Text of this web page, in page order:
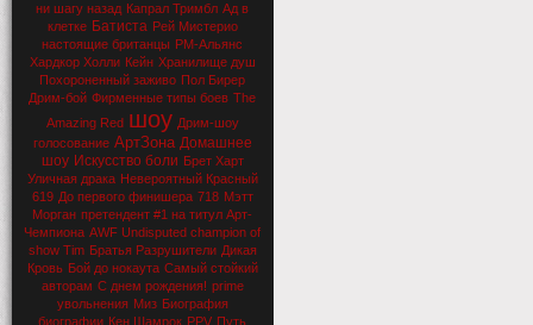
ни шагу назад Капрал Тримбл Ад в
клетке Батиста Рей Мистерио
настоящие британцы РМ-Альянс
Хардкор Холли Кейн Хранилище душ
Похороненный заживо Пол Бирер
Дрим-бой Фирменные типы боев The
Amazing Red шоу Дрим-шоу
голосование АртЗона Домашнее
шоу Искусство боли Брет Харт
Уличная драка Невероятный Красный
619 До первого финишера 718 Мэтт
Морган претендент #1 на титул Арт-
Чемпиона AWF Undisputed champion of
show Tim Братья Разрушители Дикая
Кровь Бой до нокаута Самый стойкий
авторам С днем рождения! prime
увольнения Миз Биография
биографии Кен Шамрок PPV Путь